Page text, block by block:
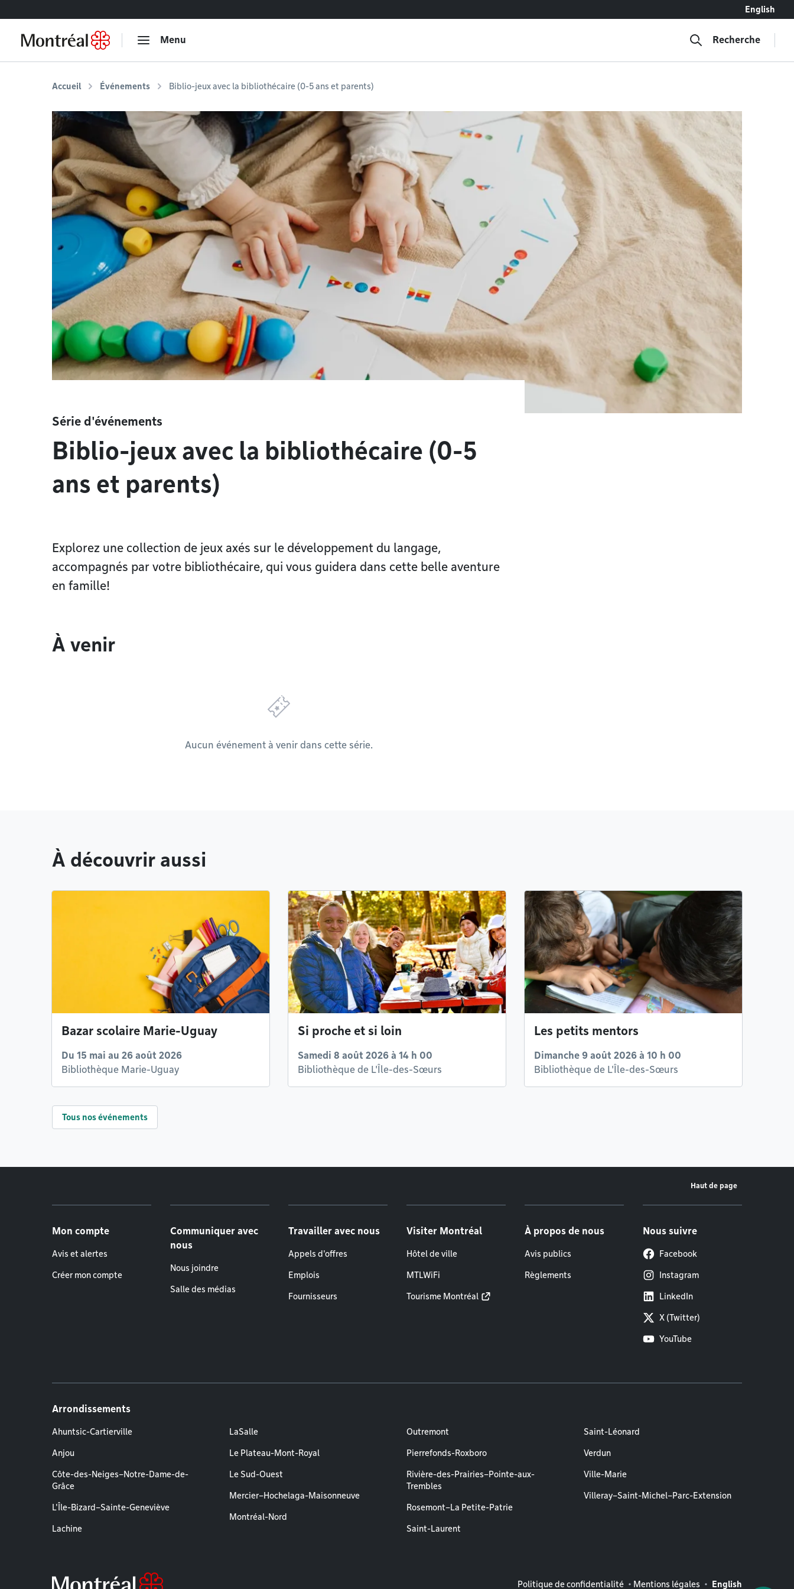
English
Menu Recherche
Accueil Événements Biblio-jeux avec la bibliothécaire (0-5 ans et parents)
Série d'événements
Biblio-jeux avec la bibliothécaire (0-5
ans et parents)
Explorez une collection de jeux axés sur le développement du langage,
accompagnés par votre bibliothécaire, qui vous guidera dans cette belle aventure
en famille!
À venir
Aucun événement à venir dans cette série.
À découvrir aussi
Bazar scolaire Marie-Uguay
Du 15 mai au 26 août 2026
Bibliothèque Marie-Uguay
Si proche et si loin
Samedi 8 août 2026 à 14 h 00
Bibliothèque de L'Île-des-Sœurs
Les petits mentors
Dimanche 9 août 2026 à 10 h 00
Bibliothèque de L'Île-des-Sœurs
Tous nos événements
Haut de page
Mon compte
Avis et alertes
Créer mon compte
Communiquer avec
nous
Nous joindre
Salle des médias
Travailler avec nous
Appels d'offres
Emplois
Fournisseurs
Visiter Montréal
Hôtel de ville
MTLWiFi
Tourisme Montréal
À propos de nous
Avis publics
Règlements
Nous suivre
Facebook
Instagram
LinkedIn
X (Twitter)
YouTube
Arrondissements
Ahuntsic-Cartierville
Anjou
Côte-des-Neiges–Notre-Dame-de-
Grâce
L'Île-Bizard–Sainte-Geneviève
Lachine
LaSalle
Le Plateau-Mont-Royal
Le Sud-Ouest
Mercier–Hochelaga-Maisonneuve
Montréal-Nord
Outremont
Pierrefonds-Roxboro
Rivière-des-Prairies–Pointe-aux-
Trembles
Rosemont–La Petite-Patrie
Saint-Laurent
Saint-Léonard
Verdun
Ville-Marie
Villeray–Saint-Michel–Parc-Extension
Politique de confidentialité Mentions légales English